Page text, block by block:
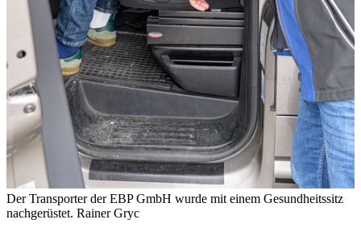
Der Transporter der EBP GmbH wurde mit einem Gesundheitssitz
nachgerüstet. Rainer Gryc